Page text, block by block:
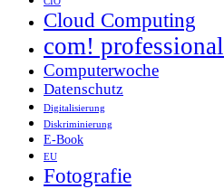
Cloud Computing
com! professional
Computerwoche
Datenschutz
Digitalisierung
Diskriminierung
E-Book
EU
Fotografie